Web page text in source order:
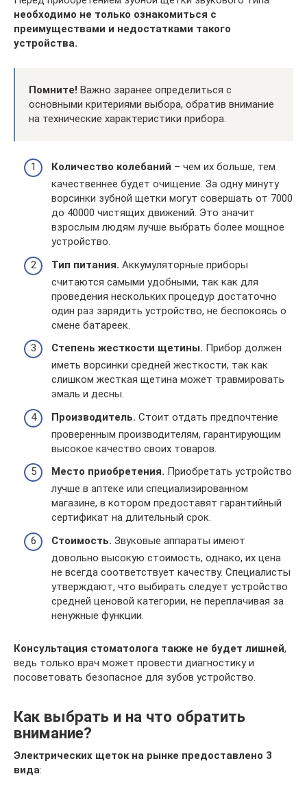
необходимо не только ознакомиться с
преимуществами и недостатками такого
устройства.
Помните! Важно заранее определиться с
основными критериями выбора, обратив внимание
на технические характеристики прибора.
Количество колебаний – чем их больше, тем
качественнее будет очищение. За одну минуту
ворсинки зубной щетки могут совершать от 7000
до 40000 чистящих движений. Это значит
взрослым людям лучше выбрать более мощное
устройство.
Тип питания. Аккумуляторные приборы
считаются самыми удобными, так как для
проведения нескольких процедур достаточно
один раз зарядить устройство, не беспокоясь о
смене батареек.
Степень жесткости щетины. Прибор должен
иметь ворсинки средней жесткости, так как
слишком жесткая щетина может травмировать
эмаль и десны.
Производитель. Стоит отдать предпочтение
проверенным производителям, гарантирующим
высокое качество своих товаров.
Место приобретения. Приобретать устройство
лучше в аптеке или специализированном
магазине, в котором предоставят гарантийный
сертификат на длительный срок.
Стоимость. Звуковые аппараты имеют
довольно высокую стоимость, однако, их цена
не всегда соответствует качеству. Специалисты
утверждают, что выбирать следует устройство
средней ценовой категории, не переплачивая за
ненужные функции.
Консультация стоматолога также не будет лишней,
ведь только врач может провести диагностику и
посоветовать безопасное для зубов устройство.
Как выбрать и на что обратить
внимание?
Электрических щеток на рынке предоставлено 3
вида: